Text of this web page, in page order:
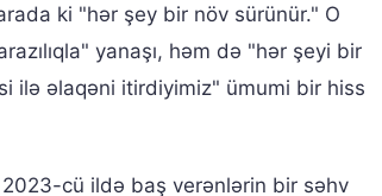
ki "hər şey bir növ sürünür." O
yanaşı, həm də "hər şeyi bir
ilə əlaqəni itirdiyimiz" ümumi bir hiss
cü ildə baş verənlərin bir səhv